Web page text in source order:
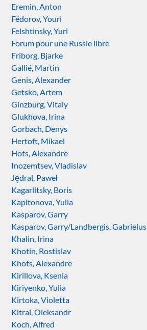
Eremin, Anton
Fédorov, Youri
Felshtinsky, Yuri
Forum pour une Russie libre
Friborg, Bjarke
Gallié, Martin
Genis, Alexander
Getsko, Artem
Ginzburg, Vitaly
Glukhova, Irina
Gorbach, Denys
Hertoft, Mikael
Hots, Alexandre
Inozemtsev, Vladislav
Jędral, Paweł
Kagarlitsky, Boris
Kapitonova, Yulia
Kasparov, Garry
Kasparov, Garry/Landbergis, Gabrielus
Khalin, Irina
Khotin, Rostislav
Khots, Alexandre
Kirillova, Ksenia
Kiriyenko, Yulia
Kirtoka, Violetta
Kitral, Oleksandr
Koch, Alfred